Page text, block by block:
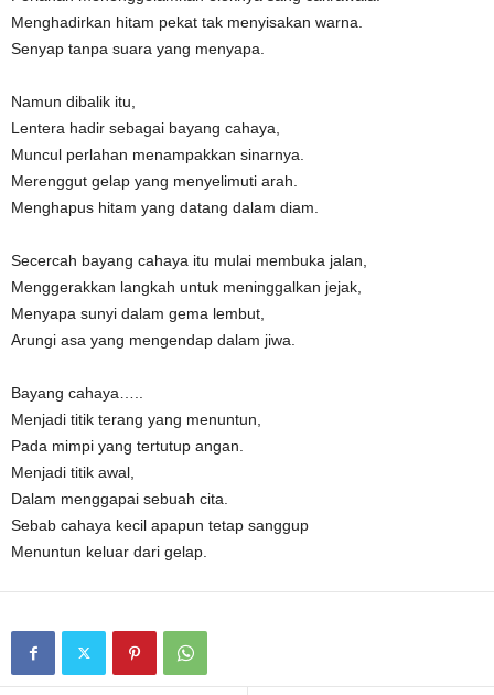
Menghadirkan hitam pekat tak menyisakan warna.
Senyap tanpa suara yang menyapa.
Namun dibalik itu,
Lentera hadir sebagai bayang cahaya,
Muncul perlahan menampakkan sinarnya.
Merenggut gelap yang menyelimuti arah.
Menghapus hitam yang datang dalam diam.
Secercah bayang cahaya itu mulai membuka jalan,
Menggerakkan langkah untuk meninggalkan jejak,
Menyapa sunyi dalam gema lembut,
Arungi asa yang mengendap dalam jiwa.
Bayang cahaya…..
Menjadi titik terang yang menuntun,
Pada mimpi yang tertutup angan.
Menjadi titik awal,
Dalam menggapai sebuah cita.
Sebab cahaya kecil apapun tetap sanggup
Menuntun keluar dari gelap.